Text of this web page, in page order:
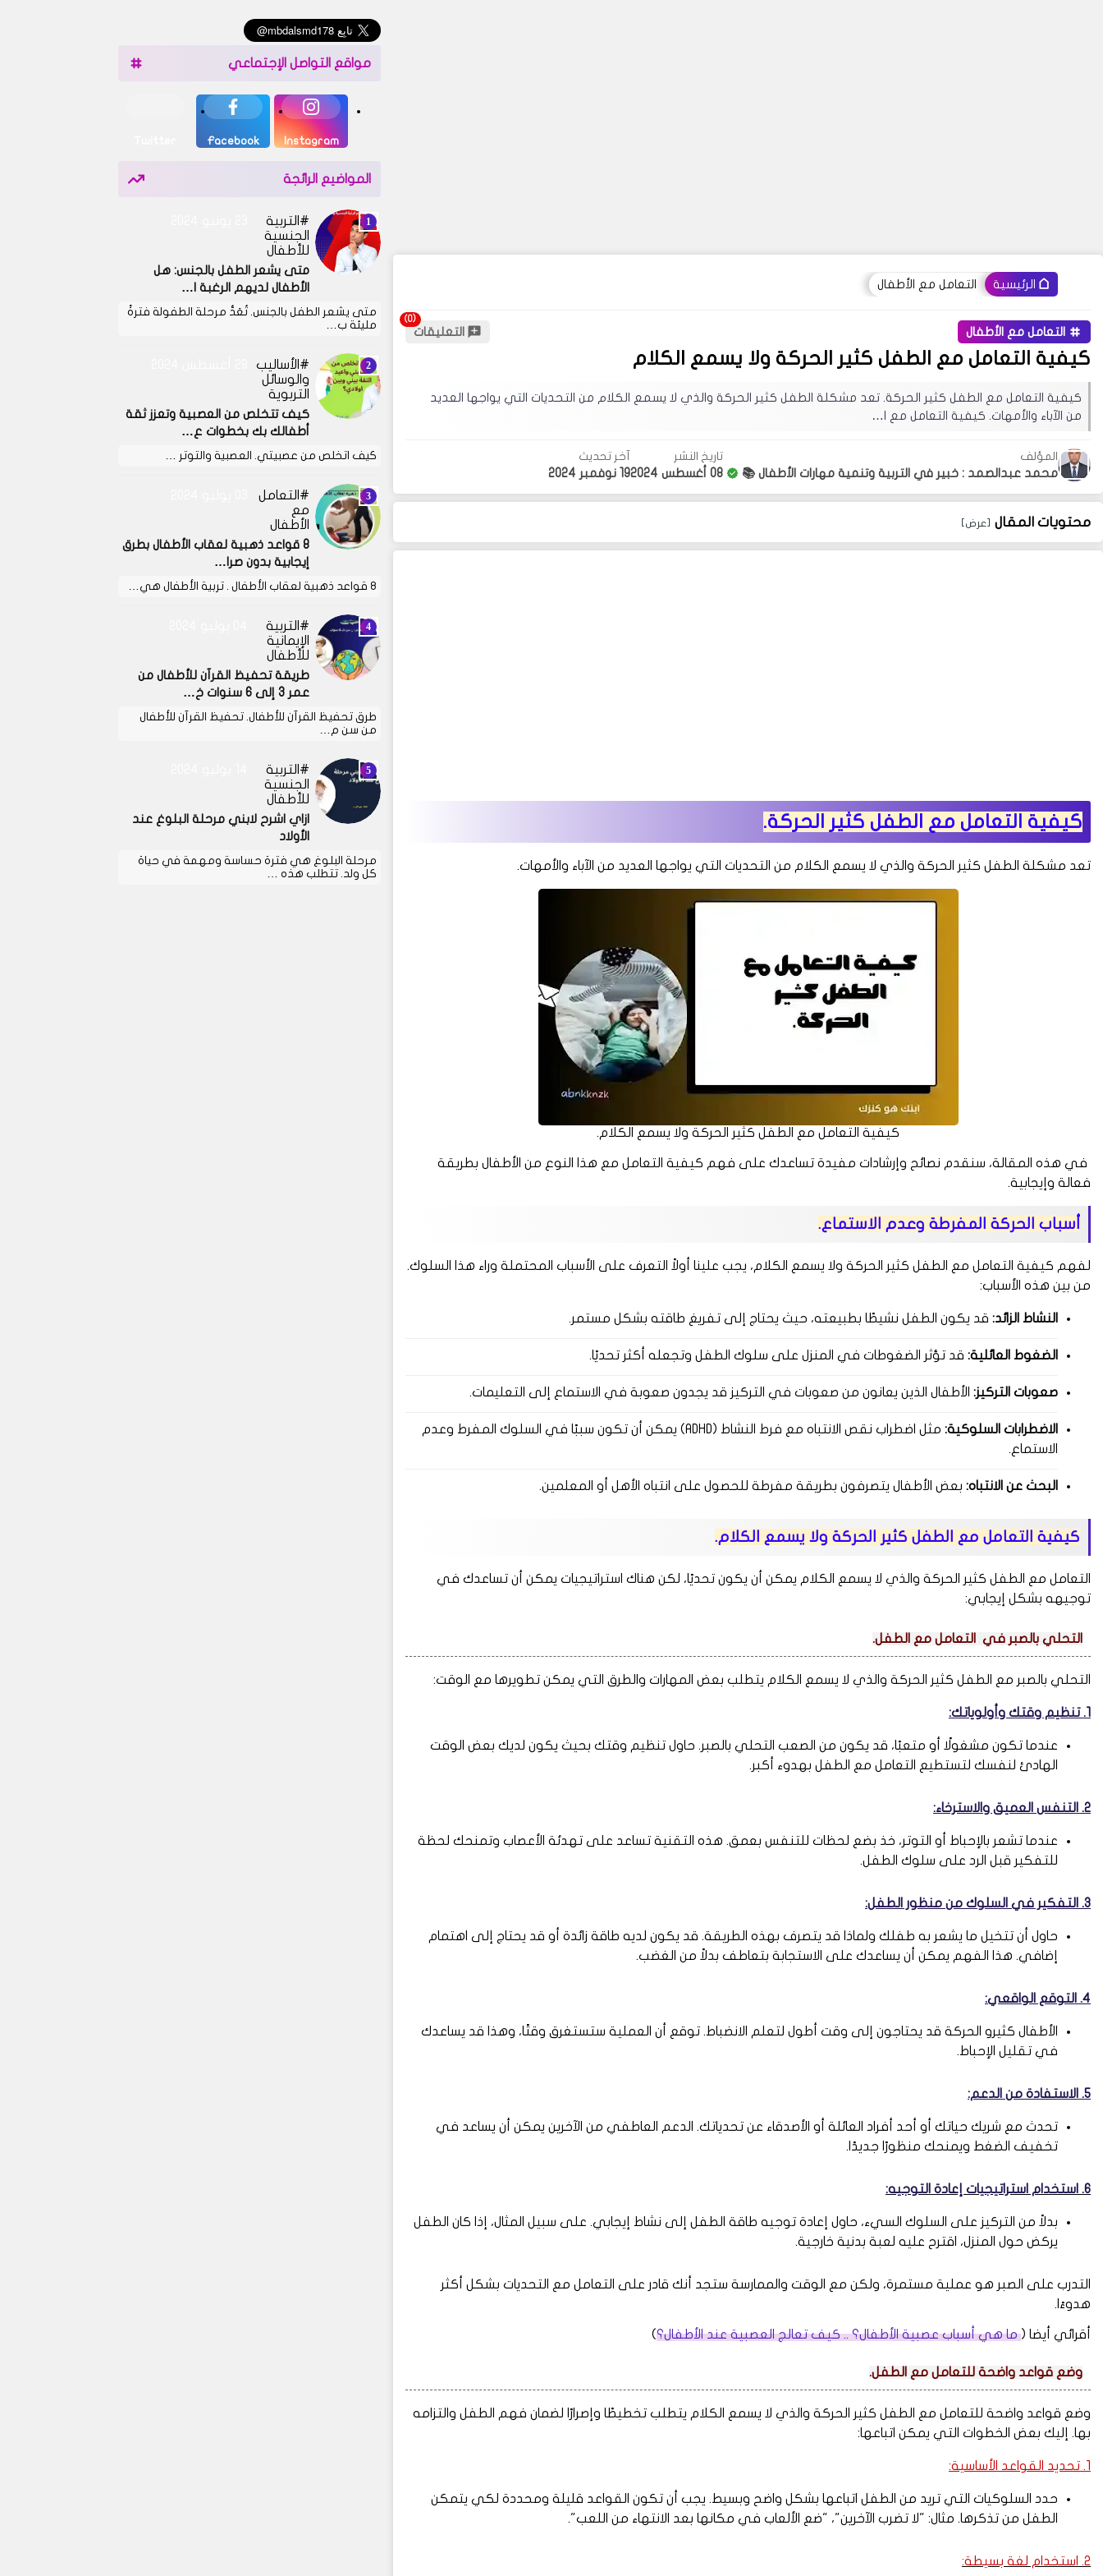
الرئيسية التعامل مع الأطفال
التعامل مع الأطفال التعليقات
كيفية التعامل مع الطفل كثير الحركة ولا يسمع الكلام
كيفية التعامل مع الطفل كثير الحركة. تعد مشكلة الطفل كثير الحركة والذي لا يسمع الكلام من التحديات التي يواجها العديد
من الآباء والأمهات. كيفية التعامل مع ا…
المؤلف
محمد عبدالصمد : خبير في التربية وتنمية مهارات الأطفال 📚
تاريخ النشر
08 أغسطس 2024
آخر تحديث
19 نوفمبر 2024
محتويات المقال
كيفية التعامل مع الطفل كثير الحركة.
تعد مشكلة الطفل كثير الحركة والذي لا يسمع الكلام من التحديات التي يواجها العديد من الآباء والأمهات.
كيفية التعامل مع الطفل كثير الحركة ولا يسمع الكلام.
في هذه المقالة، سنقدم نصائح وإرشادات مفيدة تساعدك على فهم كيفية التعامل مع هذا النوع من الأطفال بطريقة
فعالة وإيجابية.
أسباب الحركة المفرطة وعدم الاستماع.
لفهم كيفية التعامل مع الطفل كثير الحركة ولا يسمع الكلام، يجب علينا أولاً التعرف على الأسباب المحتملة وراء هذا السلوك.
من بين هذه الأسباب:
النشاط الزائد: قد يكون الطفل نشيطًا بطبيعته، حيث يحتاج إلى تفريغ طاقته بشكل مستمر.
الضغوط العائلية: قد تؤثر الضغوطات في المنزل على سلوك الطفل وتجعله أكثر تحديًا.
صعوبات التركيز: الأطفال الذين يعانون من صعوبات في التركيز قد يجدون صعوبة في الاستماع إلى التعليمات.
الاضطرابات السلوكية:
مثل اضطراب نقص الانتباه مع فرط النشاط (ADHD) يمكن أن تكون سببًا في السلوك المفرط وعدم
الاستماع.
البحث عن الانتباه: بعض الأطفال يتصرفون بطريقة مفرطة للحصول على انتباه الأهل أو المعلمين.
كيفية التعامل مع الطفل كثير الحركة ولا يسمع الكلام.
التعامل مع الطفل كثير الحركة والذي لا يسمع الكلام يمكن أن يكون تحديًا، لكن هناك استراتيجيات يمكن أن تساعدك في
توجيهه بشكل إيجابي:
التحلي بالصبر في التعامل مع الطفل.
التحلي بالصبر مع الطفل كثير الحركة والذي لا يسمع الكلام يتطلب بعض المهارات والطرق التي يمكن تطويرها مع الوقت:
1. تنظيم وقتك وأولوياتك:
عندما تكون مشغولًا أو متعبًا، قد يكون من الصعب التحلي بالصبر. حاول تنظيم وقتك بحيث يكون لديك بعض الوقت
الهادئ لنفسك لتستطيع التعامل مع الطفل بهدوء أكبر.
2. التنفس العميق والاسترخاء:
عندما تشعر بالإحباط أو التوتر، خذ بضع لحظات للتنفس بعمق. هذه التقنية تساعد على تهدئة الأعصاب وتمنحك لحظة
للتفكير قبل الرد على سلوك الطفل.
3. التفكير في السلوك من منظور الطفل:
حاول أن تتخيل ما يشعر به طفلك ولماذا قد يتصرف بهذه الطريقة. قد يكون لديه طاقة زائدة أو قد يحتاج إلى اهتمام
إضافي. هذا الفهم يمكن أن يساعدك على الاستجابة بتعاطف بدلاً من الغضب.
4. التوقع الواقعي:
الأطفال كثيرو الحركة قد يحتاجون إلى وقت أطول لتعلم الانضباط. توقع أن العملية ستستغرق وقتًا، وهذا قد يساعدك
في تقليل الإحباط.
5. الاستفادة من الدعم:
تحدث مع شريك حياتك أو أحد أفراد العائلة أو الأصدقاء عن تحدياتك. الدعم العاطفي من الآخرين يمكن أن يساعد في
تخفيف الضغط ويمنحك منظورًا جديدًا.
6. استخدام استراتيجيات إعادة التوجيه:
بدلاً من التركيز على السلوك السيء، حاول إعادة توجيه طاقة الطفل إلى نشاط إيجابي. على سبيل المثال، إذا كان الطفل
يركض حول المنزل، اقترح عليه لعبة بدنية خارجية.
التدرب على الصبر هو عملية مستمرة، ولكن مع الوقت والممارسة ستجد أنك قادر على التعامل مع التحديات بشكل أكثر
هدوءًا.
أقرائي أيضا (ما هي أسباب عصبية الأطفال؟ .. كيف تعالج العصبية عند الأطفال؟)
وضع قواعد واضحة للتعامل مع الطفل.
وضع قواعد واضحة للتعامل مع الطفل كثير الحركة والذي لا يسمع الكلام يتطلب تخطيطًا وإصرارًا لضمان فهم الطفل والتزامه
بها. إليك بعض الخطوات التي يمكن اتباعها:
1. تحديد القواعد الأساسية:
حدد السلوكيات التي تريد من الطفل اتباعها بشكل واضح وبسيط. يجب أن تكون القواعد قليلة ومحددة لكي يتمكن
الطفل من تذكرها. مثال: "لا تضرب الآخرين"، "ضع الألعاب في مكانها بعد الانتهاء من اللعب".
2. استخدام لغة بسيطة:
مواقع التواصل الإجتماعي
Instagram
Facebook
المواضيع الرائجة
التربية
الجنسية
للأطفال
متى يشعر الطفل بالجنس: هل
الأطفال لديهم الرغبة ا…
متى يشعر الطفل بالجنس. تُعَدُّ مرحلة الطفولة فترةً
مليئة ب…
الأساليب
والوسائل
التربوية
كيف تتخلص من العصبية وتعزز ثقة
أطفالك بك بخطوات ع…
كيف اتخلص من عصبيتي. العصبية والتوتر …
التعامل
مع
الأطفال
8 قواعد ذهبية لعقاب الأطفال بطرق
إيجابية بدون صرا…
8 قواعد ذهبية لعقاب الأطفال . تربية الأطفال هي…
التربية
الإيمانية
للأطفال
طريقة تحفيظ القرآن للأطفال من
عمر 3 إلى 6 سنوات خ…
طرق تحفيظ القرآن للأطفال. تحفيظ القرآن للأطفال
من سن م…
التربية
الجنسية
للأطفال
ازاي اشرح لابني مرحلة البلوغ عند
الأولاد
مرحلة البلوغ هي فترة حساسة ومهمة في حياة
كل ولد. تتطلب هذه …